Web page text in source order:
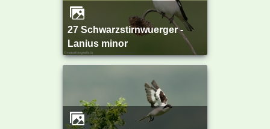
27 Schwarzstirnwuerger -
Lanius minor